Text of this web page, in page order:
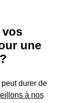
vos
une
durer de
à nos